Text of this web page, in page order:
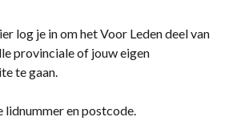
log je in om het Voor Leden deel van
provinciale of jouw eigen
te gaan.
lidnummer en postcode.